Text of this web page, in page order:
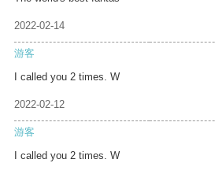
2022-02-14
游客
I called you 2 times. W
2022-02-12
游客
I called you 2 times. W